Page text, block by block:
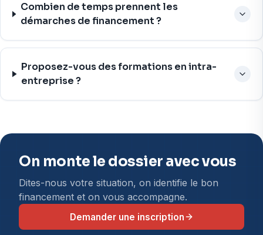
Combien de temps prennent les
démarches de financement ?
Proposez-vous des formations en intra-
entreprise ?
On monte le dossier avec vous
Dites-nous votre situation, on identifie le bon
financement et on vous accompagne.
Demander une inscription